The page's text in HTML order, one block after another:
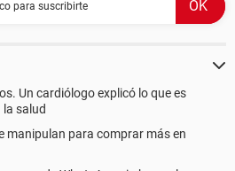
Un cardiólogo explicó lo que es
salud
manipulan para comprar más en